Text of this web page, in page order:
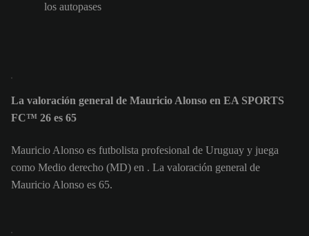
los autopases
La valoración general de Mauricio Alonso en EA SPORTS
FC™ 26 es 65
Mauricio Alonso es futbolista profesional de Uruguay y juega
como Medio derecho (MD) en . La valoración general de
Mauricio Alonso es 65.